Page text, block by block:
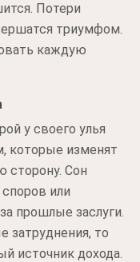
Потери
триумфом.
каждую
у своего улья
которые изменят
сторону. Сон
или
прошлые заслуги.
то
источник дохода.